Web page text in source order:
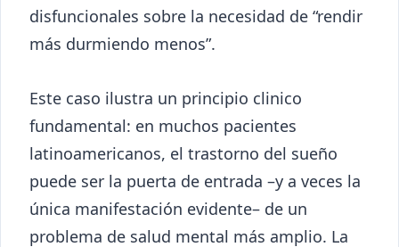
disfuncionales sobre la necesidad de “rendir
más durmiendo menos”.
Este caso ilustra un principio clinico
fundamental: en muchos pacientes
latinoamericanos, el trastorno del sueño
puede ser la puerta de entrada –y a veces la
única manifestación evidente– de un
problema de salud mental más amplio. La